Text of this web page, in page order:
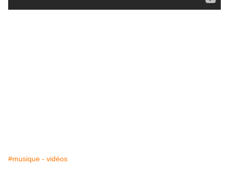
#musique - vidéos